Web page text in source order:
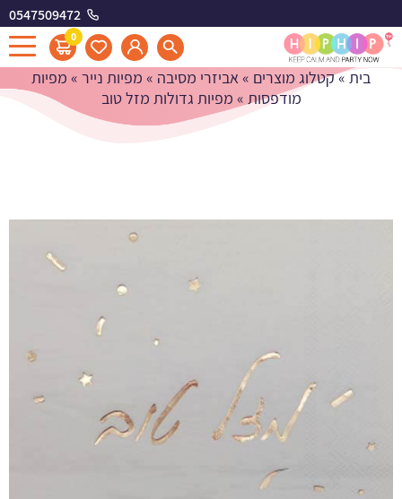
0547509472
0
מפיות גדולות מזל טוב
בית»קטלוג מוצרים »אביזרי מסיבה » מפיות נייר » מפיות
מודפסות » מפיות גדולות מזל טוב